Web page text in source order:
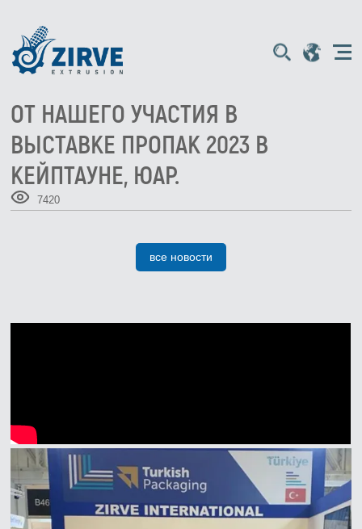
ОТ НАШЕГО УЧАСТИЯ В
ВЫСТАВКЕ ПРОПАК 2023 В
КЕЙПТАУНЕ, ЮАР.
7420
все новости